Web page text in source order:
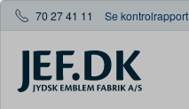
70 27 41 11 Se kontrolrapport